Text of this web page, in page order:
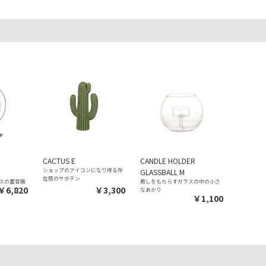
の蓄音機
6,820
CACTUS E
ショップのアイコンになり得る存
在感のサボテン
￥3,300
CANDLE HOLDER
GLASSBALL M
癒しをもたらすガラスの中の小さ
なあかり
￥1,100